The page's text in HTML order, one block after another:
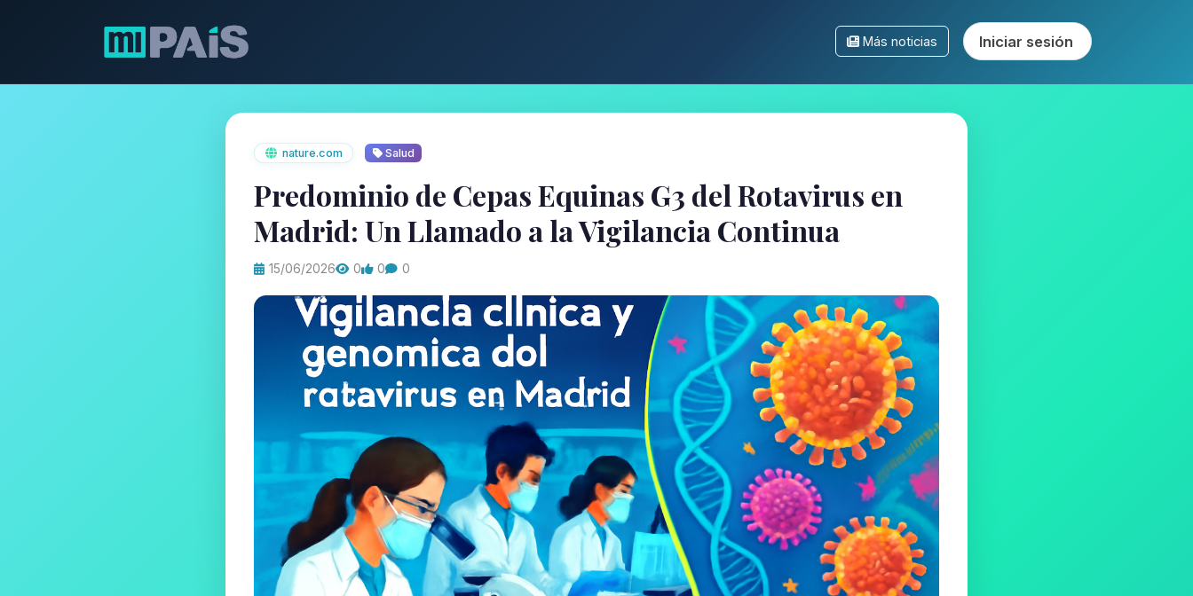
Más noticias Iniciar sesión
nature.com Salud
Predominio de Cepas Equinas G3 del Rotavirus en
Madrid: Un Llamado a la Vigilancia Continua
15/06/2026 0 0 0